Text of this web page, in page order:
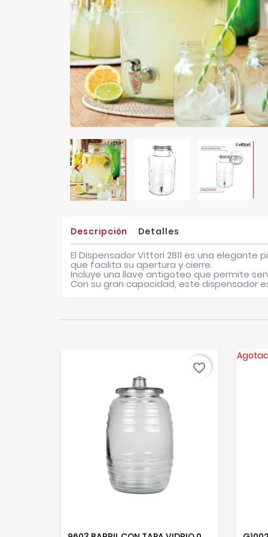

Descripción Detalles
El Dispensador Vittori 2811 es una
que facilita su apertura y cierre.
Incluye una llave antigoteo que permite
Con su gran capacidad, este dispensador
favorite_border